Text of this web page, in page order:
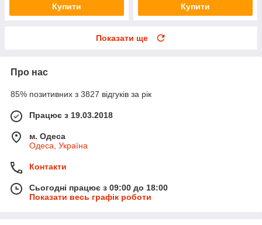
Купити Купити
Показати ще
Про нас
85% позитивних з 3827 відгуків за рік
Працює з 19.03.2018
м. Одеса
Одеса, Україна
Контакти
Сьогодні працює з 09:00 до 18:00
Показати весь графік роботи